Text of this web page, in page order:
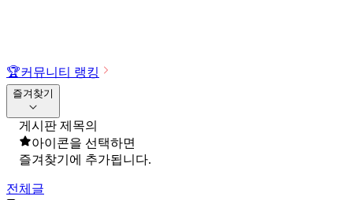
🏆커뮤니티 랭킹
즐겨찾기
게시판 제목의
아이콘을 선택하면
즐겨찾기에 추가됩니다.
전체글